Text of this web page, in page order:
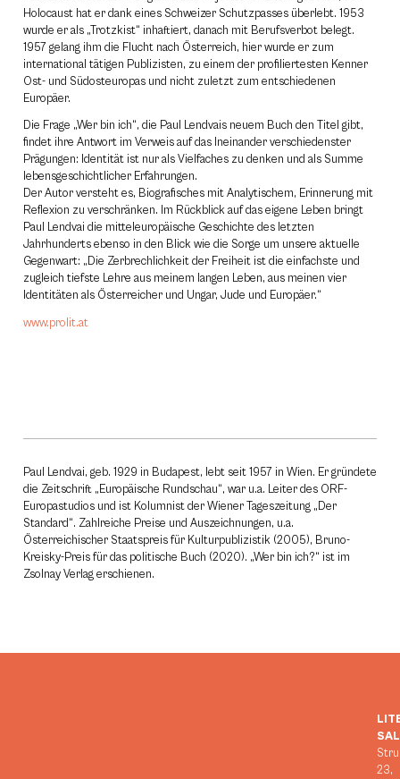
Holocaust hat er dank eines Schweizer Schutzpasses überlebt. 1953
wurde er als „Trotzkist“ inhaftiert, danach mit Berufsverbot belegt.
1957 gelang ihm die Flucht nach Österreich, hier wurde er zum
international tätigen Publizisten, zu einem der profiliertesten Kenner
Ost- und Südosteuropas und nicht zuletzt zum entschiedenen
Europäer.
Die Frage „Wer bin ich“, die Paul Lendvais neuem Buch den Titel gibt,
findet ihre Antwort im Verweis auf das Ineinander verschiedenster
Prägungen: Identität ist nur als Vielfaches zu denken und als Summe
lebensgeschichtlicher Erfahrungen.
Der Autor versteht es, Biografisches mit Analytischem, Erinnerung mit
Reflexion zu verschränken. Im Rückblick auf das eigene Leben bringt
Paul Lendvai die mitteleuropäische Geschichte des letzten
Jahrhunderts ebenso in den Blick wie die Sorge um unsere aktuelle
Gegenwart: „Die Zerbrechlichkeit der Freiheit ist die einfachste und
zugleich tiefste Lehre aus meinem langen Leben, aus meinen vier
Identitäten als Österreicher und Ungar, Jude und Europäer.“
www.prolit.at
Paul Lendvai, geb. 1929 in Budapest, lebt seit 1957 in Wien. Er gründete
die Zeitschrift „Europäische Rundschau“, war u.a. Leiter des ORF-
Europastudios und ist Kolumnist der Wiener Tageszeitung „Der
Standard“. Zahlreiche Preise und Auszeichnungen, u.a.
Österreichischer Staatspreis für Kulturpublizistik (2005), Bruno-
Kreisky-Preis für das politische Buch (2020). „Wer bin ich?“ ist im
Zsolnay Verlag erschienen.
23,